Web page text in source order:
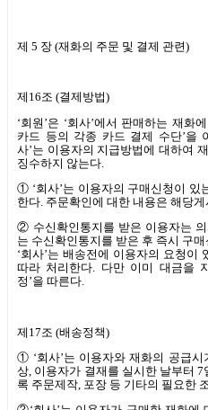
제 5 장 (재화의 주문 및 결제 관련)
제 16조 (결제방법)
‘회원’은 ‘회사’에서 판매하는 재화
카드 등의 각종 카드 결제 수단’을
사’는 이용자의 지급방법에 대하여
징수하지 않는다
① ‘회사’는 이용자의 구매신청이 있
한다 주문확인에 대한 내용은 해당
② 수신확인통지를 받은 이용자는
는 수신확인통지를 받은 후 즉시 구
‘회사’는 배송전에 이용자의 요청이
따라 처리한다. 다만 이미 대금을
정 ’을 따른다.
제 17조 (배송정책)
① ‘회사’는 이용자와 재화의 공급
상, 이용자가 결재를 실시한 날부터 7
록 주문제작, 포장 등 기타의 필요한